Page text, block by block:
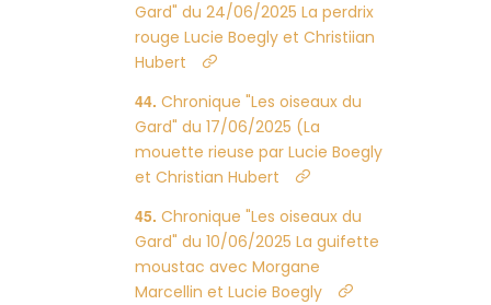
Gard" du 24/06/2025 La perdrix
rouge Lucie Boegly et Christiian
Hubert
Chronique "Les oiseaux du
Gard" du 17/06/2025 (La
mouette rieuse par Lucie Boegly
et Christian Hubert
Chronique "Les oiseaux du
Gard" du 10/06/2025 La guifette
moustac avec Morgane
Marcellin et Lucie Boegly